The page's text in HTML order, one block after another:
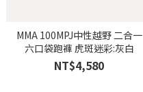
MMA 100MPJ中性越野 二合一
六口袋跑褲 虎斑迷彩:灰白
NT$4,580